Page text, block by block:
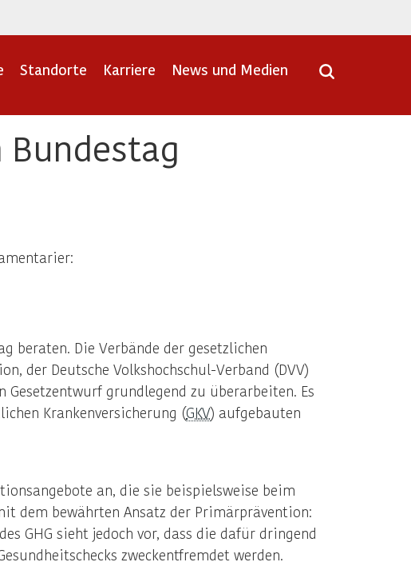
Standorte Karriere News und Medien
Bundestag
beraten. Die Verbände der gesetzlichen
der Deutsche Volkshochschul-Verband (DVV)
grundlegend zu überarbeiten. Es
Krankenversicherung (GKV) aufgebauten
an, die sie beispielsweise beim
dem bewährten Ansatz der Primärprävention:
GHG sieht jedoch vor, dass die dafür dringend
zweckentfremdet werden.